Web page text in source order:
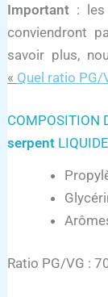
Important :
conviendront
savoir plus,
« Quel ratio PG/
COMPOSITION
serpent
Ratio PG/VG :